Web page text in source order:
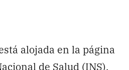
alojada en la página
de Salud (INS),